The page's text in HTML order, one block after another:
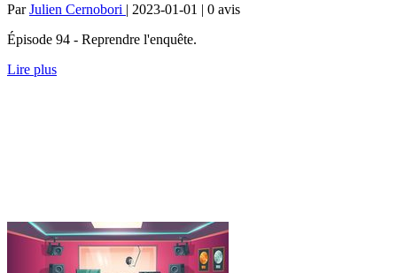
ParJulien Cernobori | 2023-01-01 | 0 avis
Épisode 94 - Reprendre l'enquête.
Lire plus